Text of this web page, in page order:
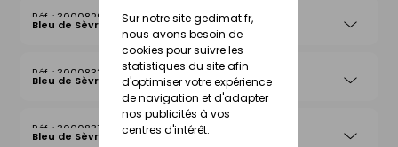
Sur notre site gedimat.fr,
nous avons besoin de
cookies pour suivre les
statistiques du site afin
d'optimiser votre expérience
de navigation et d'adapter
nos publicités à vos
centres d'intérêt.
30008292
Bleu de Sèvres - 0,125L
30008332
Bleu de Sèvres - 0,5L
30008372
Bleu de Sèvres - 2,5L